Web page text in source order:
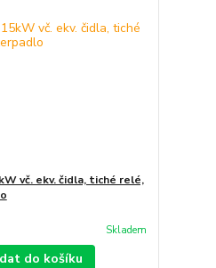
vč. ekv. čidla, tiché relé,
Skladem
do košíku